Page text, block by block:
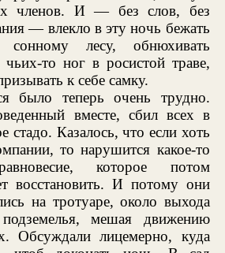
членов. И — без слов, без
— влекло в эту ночь бежать
лесу, обнюхивать
то ног в росистой траве,
к себе самку.
было теперь очень трудно.
вместе, сбил всех в
стадо. Казалось, что если хоть
то нарушится какое-то
которое потом
восстановить. И потому они
на тротуаре, около выхода
мешая движению
Обсуждали лицемерно, куда